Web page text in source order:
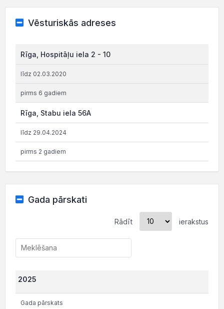
Vēsturiskās adreses
Rīga, Hospitāļu iela 2 - 10
līdz 02.03.2020
pirms 6 gadiem
Rīga, Stabu iela 56A
līdz 29.04.2024
pirms 2 gadiem
Gada pārskati
Rādīt ierakstus
2025
Gada pārskats